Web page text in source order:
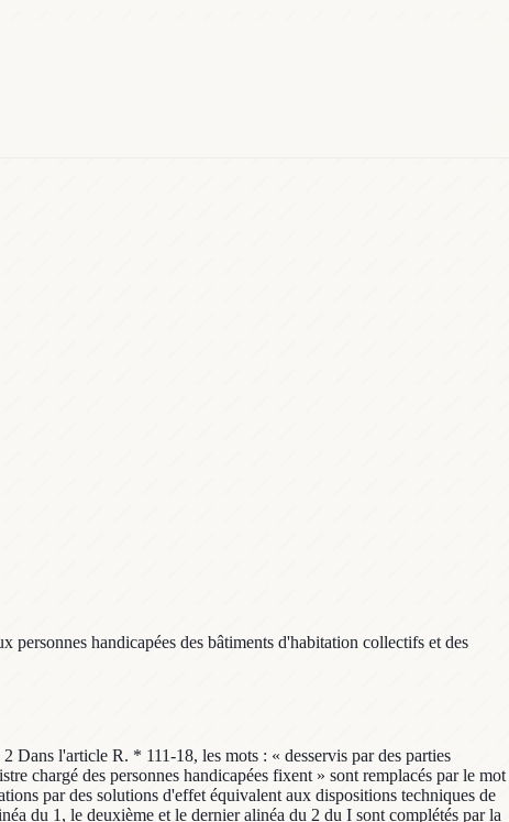
handicapées des bâtiments d'habitation collectifs et des
Dans l'article R. * 111-18, les mots : « desservis par des parties
chargé des personnes handicapées fixent » sont remplacés par le mot
par des solutions d'effet équivalent aux dispositions techniques de
du 1, le deuxième et le dernier alinéa du 2 du I sont complétés par la